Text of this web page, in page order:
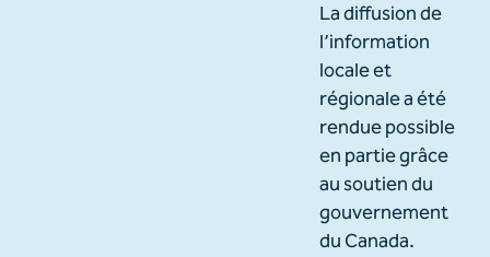
La diffusion de
l’information
locale et
régionale a été
rendue possible
en partie grâce
au soutien du
gouvernement
du Canada.